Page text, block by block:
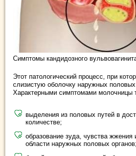
Симптомы кандидозного
Этот патологический процесс, при
слизистую оболочку наружных
Характерными симптомами молочницы
выделения из половых путей в
количестве;
образование зуда, чувства жжения
области наружных половых органов;